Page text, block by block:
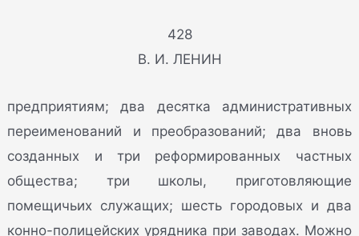
428
В. И. ЛЕНИН
предприятиям; два десятка административных
переименований и преобразований; два вновь
созданных и три реформированных частных
общества; три школы, приготовляющие
помещичьих служащих; шесть городовых и два
конно-полицейских урядника при заводах. Можно